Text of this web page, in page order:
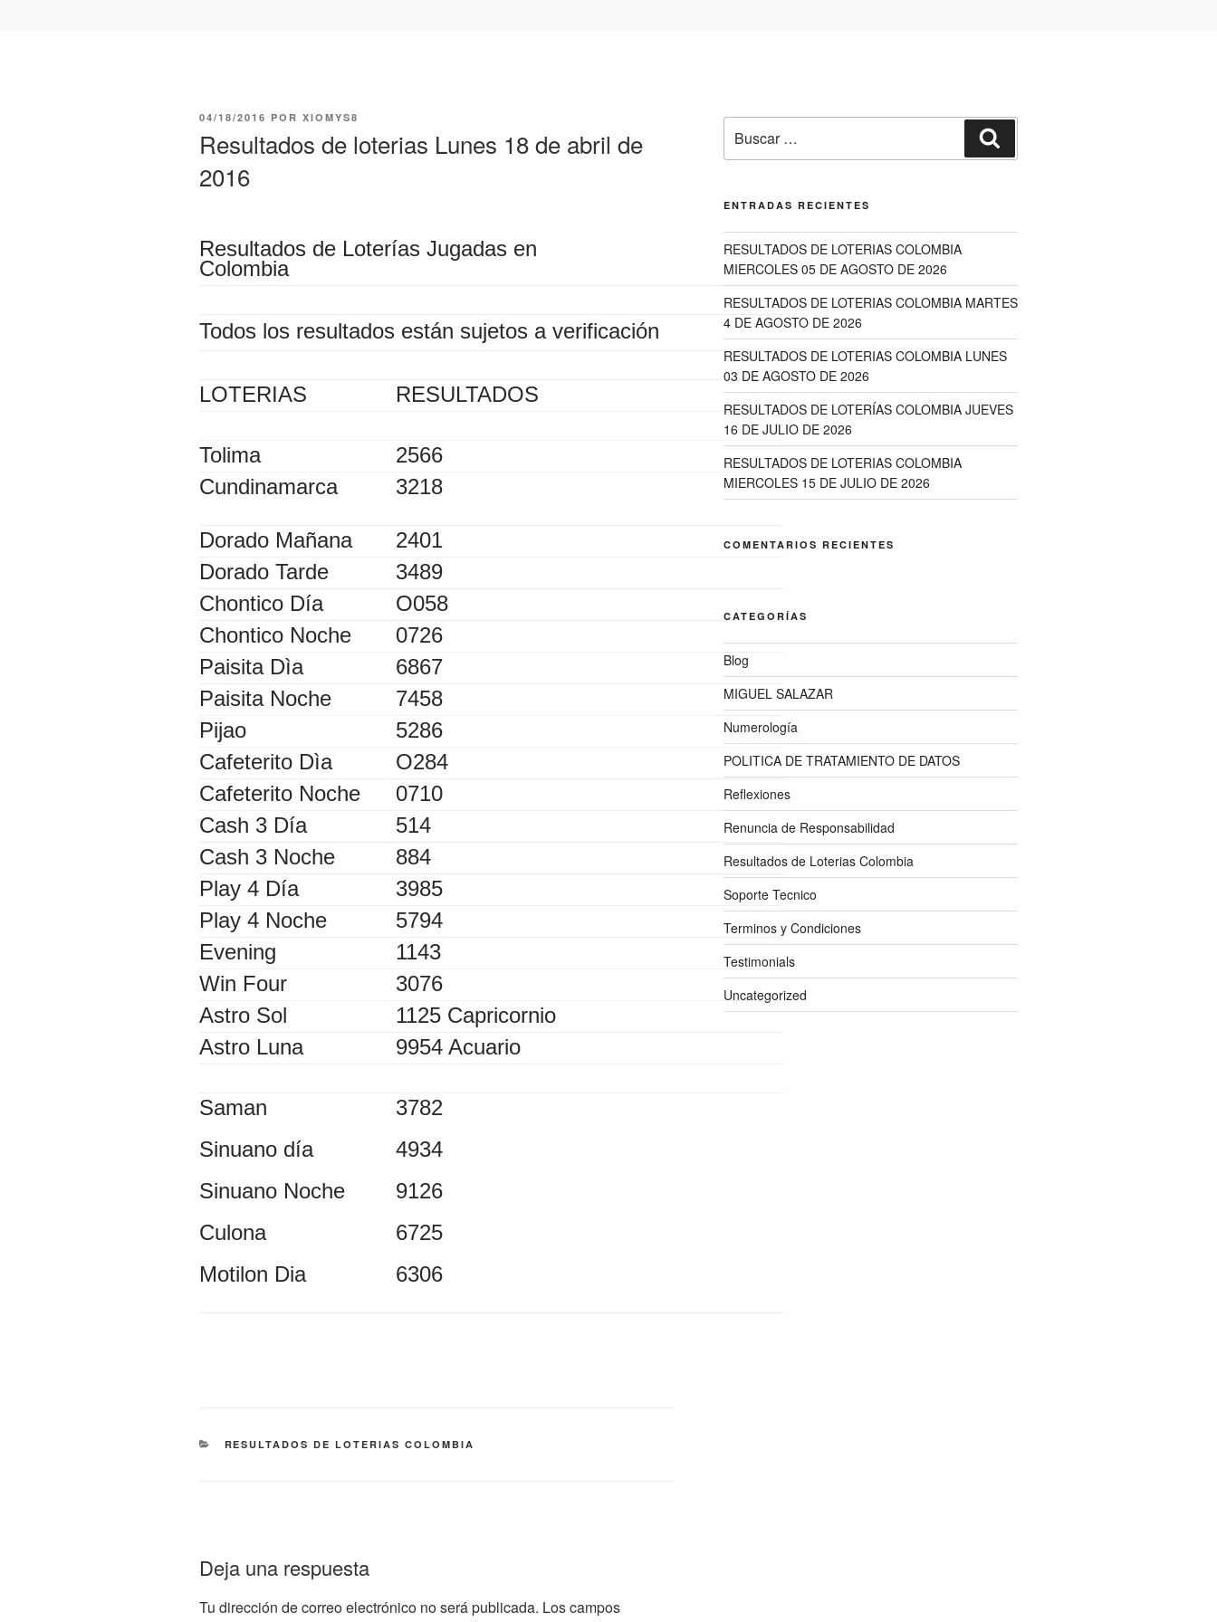
PUBLICADO
04/18/2016 POR XIOMYS8
Resultados de loterias Lunes 18 de abril de
2016
Resultados de Loterías Jugadas en
Colombia
Todos los resultados están sujetos a verificación
LOTERIAS RESULTADOS
Tolima
2566
Cundinamarca
3218
Dorado Mañana
2401
Dorado Tarde
3489
Chontico Día
O058
Chontico Noche
0726
Paisita Dìa
6867
Paisita Noche
7458
Pijao
5286
Cafeterito Dìa
O284
Cafeterito Noche
0710
Cash 3 Día
514
Cash 3 Noche
884
Play 4 Día
3985
Play 4 Noche
5794
Evening
1143
Win Four
3076
Astro Sol
1125 Capricornio
Astro Luna
9954 Acuario
Saman
Sinuano día
Sinuano Noche
Culona
Motilon Dia
3782
4934
9126
6725
6306
CATEGORÍAS
RESULTADOS DE LOTERIAS COLOMBIA
Deja una respuesta
Tu dirección de correo electrónico no será publicada. Los campos
por:
ENTRADAS RECIENTES
RESULTADOS DE LOTERIAS COLOMBIA
MIERCOLES 05 DE AGOSTO DE 2026
RESULTADOS DE LOTERIAS COLOMBIA MARTES
4 DE AGOSTO DE 2026
RESULTADOS DE LOTERIAS COLOMBIA LUNES
03 DE AGOSTO DE 2026
RESULTADOS DE LOTERÍAS COLOMBIA JUEVES
16 DE JULIO DE 2026
RESULTADOS DE LOTERIAS COLOMBIA
MIERCOLES 15 DE JULIO DE 2026
COMENTARIOS RECIENTES
CATEGORÍAS
Blog
MIGUEL SALAZAR
Numerología
POLITICA DE TRATAMIENTO DE DATOS
Reflexiones
Renuncia de Responsabilidad
Resultados de Loterias Colombia
Soporte Tecnico
Terminos y Condiciones
Testimonials
Uncategorized